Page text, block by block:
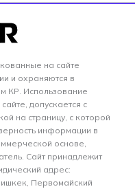
на сайте
и охраняются в
КР. Использование
допускается с
на страницу, с которой
информации в
основе,
Сайт принадлежит
адрес:
Первомайский